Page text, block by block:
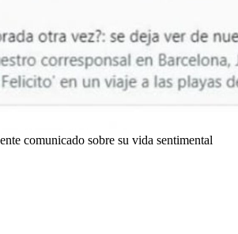
comunicado sobre su vida sentimental